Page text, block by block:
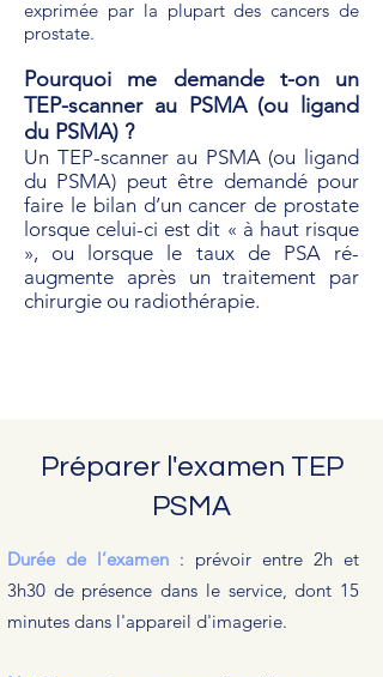
exprimée par la plupart des cancers de
prostate.
Pourquoi me demande t-on un
TEP-scanner au PSMA (ou ligand
du PSMA) ?
​Un TEP-scanner au PSMA (ou ligand
du PSMA) peut être demandé pour
faire le bilan d’un cancer de prostate
lorsque celui-ci est dit « à haut risque
», ou lorsque le taux de PSA ré-
augmente après un traitement par
chirurgie ou radiothérapie.
Préparer l'examen TEP
PSMA
Durée de l’examen : prévoir entre 2h et
3h30 de présence dans le service, dont 15
minutes dans l'appareil d'imagerie.